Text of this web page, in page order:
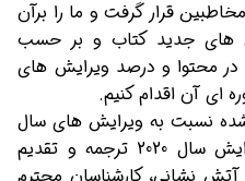
مخاطبین قرار گرفت و ما را برآن
های جدید کتاب و بر حسب
در محتوا و درصد ویرایش های
ای آن اقدام کنیم.
شده نسبت به ویرایش های سال
2012 و 2016 کتاب ERG 2020، ویرایش سال 2020 ترجمه و تقدیم